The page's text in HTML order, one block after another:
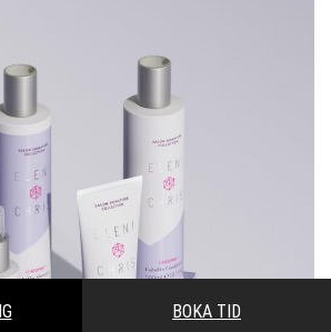
BOKA TID